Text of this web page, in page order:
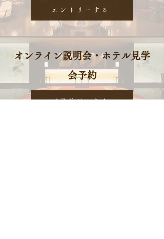
エントリーする
オンライン説明会・ホテル見学
会予約
ご予約はこちら